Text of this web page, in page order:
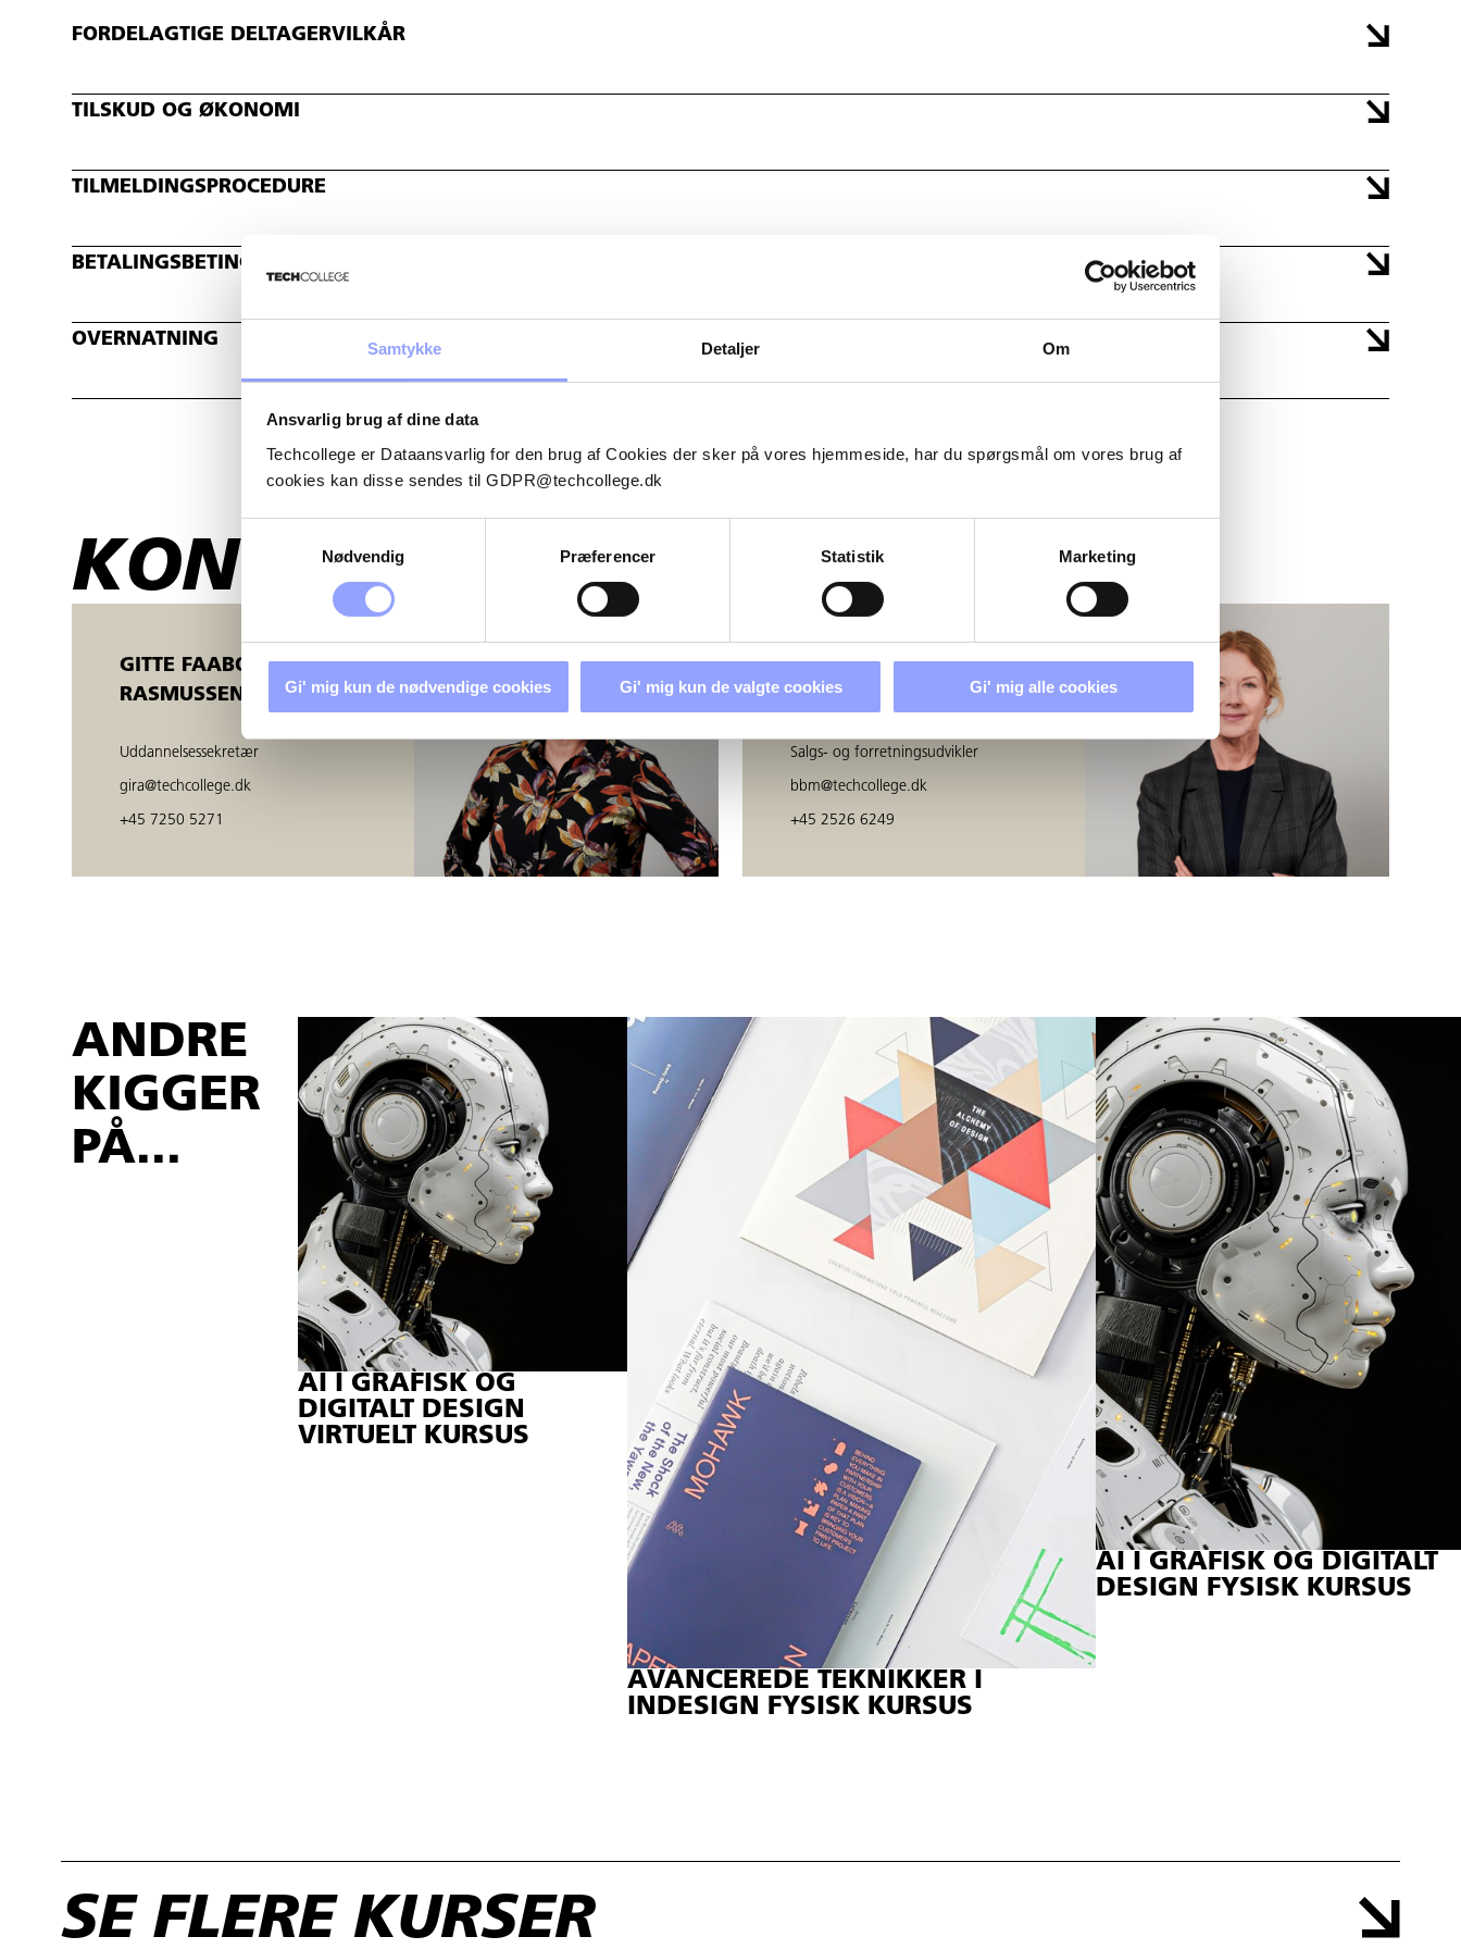
Samtykke Detaljer Om
Ansvarlig brug af dine data
Techcollege er Dataansvarlig for den brug af Cookies der sker på vores hjemmeside, har du spørgsmål om vores brug af
cookies kan disse sendes til GDPR@techcollege.dk
Nødvendig
Præferencer Statistik Marketing
Gi' mig kun de nødvendige cookies Gi' mig kun de valgte cookies Gi' mig alle cookies
FORDELAGTIGE DELTAGERVILKÅR
TILSKUD OG ØKONOMI
TILMELDINGSPROCEDURE
BETALINGSBETINGELSER OG AFBUDSREGLER
OVERNATNING
KONTAKTPERSONER
GITTE FAABORG
RASMUSSEN
Uddannelsessekretær
gira@techcollege.dk
+45 7250 5271
BIRGITTE BOE
MOGENSEN
Salgs- og forretningsudvikler
bbm@techcollege.dk
+45 2526 6249
ANDRE
KIGGER
PÅ...
AI I GRAFISK OG
DIGITALT DESIGN
VIRTUELT KURSUS
AVANCEREDE TEKNIKKER I
INDESIGN FYSISK KURSUS
AI I GRAFISK OG DIGITALT
DESIGN FYSISK KURSUS
SE FLERE KURSER